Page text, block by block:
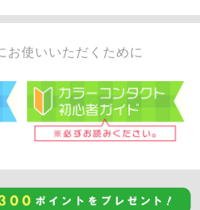
お使いいただくために